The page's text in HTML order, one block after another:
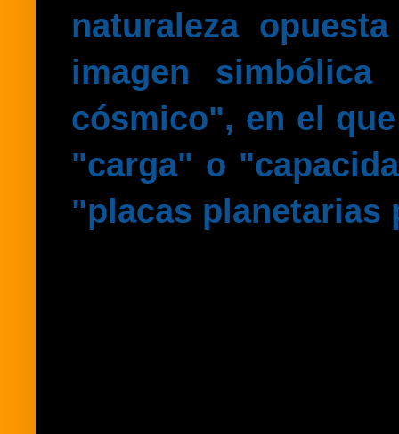
naturaleza
imagen
cósmico", en el
"carga" o
"placas planetarias